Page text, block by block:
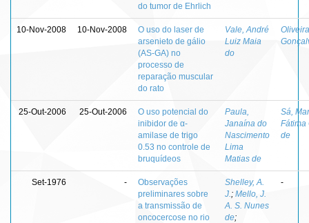
do tumor de Ehrlich
10-Nov-2008 10-Nov-2008
O uso do laser de
arsenieto de gálio
(AS-GA) no
processo de
reparação muscular
do rato
Vale, André
Luiz Maia
do
25-Out-2006 25-Out-2006
O uso potencial do
inibidor de α-
amilase de trigo
0.53 no controle de
bruquídeos
Paula,
Janaína do
Nascimento
Lima
Matias de
Sá,
Fátima
de
Set-1976 -
Observações
preliminares sobre
a transmissão de
oncocercose no rio
Shelley, A.
J. ; Mello, J.
A. S. Nunes
de;
-